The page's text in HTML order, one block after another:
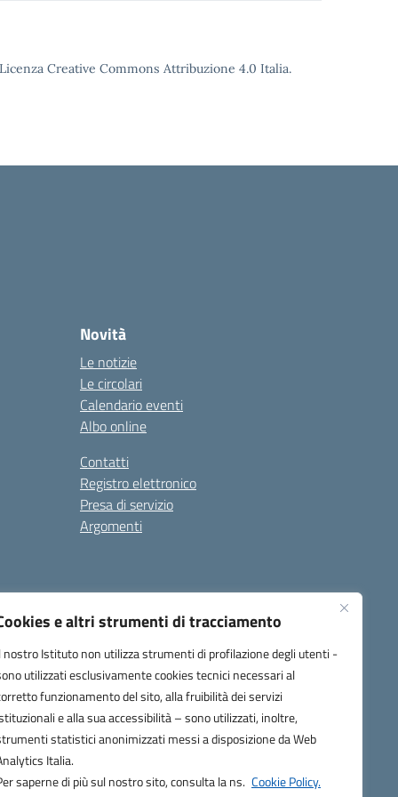
e altri strumenti di tracciamento
nostro Istituto non utilizza strumenti di profilazione degli utenti -
utilizzati esclusivamente cookies tecnici necessari al
funzionamento del sito, alla fruibilità dei servizi
e alla sua accessibilità – sono utilizzati, inoltre,
statistici anonimizzati messi a disposizione da Web
Italia.
saperne di più sul nostro sito, consulta la ns. Cookie Policy.
Creative Commons Attribuzione 4.0 Italia.
Novità
Le notizie
Le circolari
Calendario eventi
Albo online
Contatti
Registro elettronico
Presa di servizio
Argomenti